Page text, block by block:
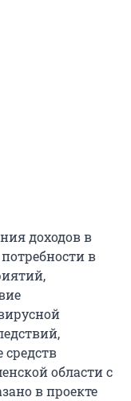
доходов в
в
средств
области с
в проекте